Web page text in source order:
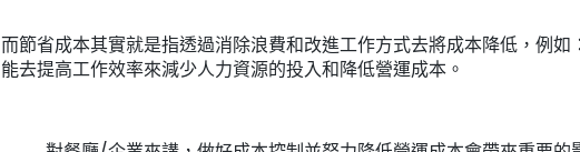
而節省成本其實就是指透過消除浪費和改進工作方式去將成本降低，例
能去提高工作效率來減少人力資源的投入和降低營運成本。